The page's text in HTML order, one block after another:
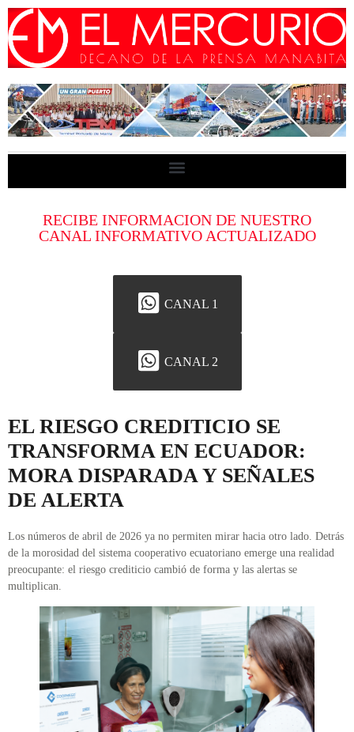
RECIBE INFORMACION DE NUESTRO
CANAL INFORMATIVO ACTUALIZADO
CANAL 1
CANAL 2
EL RIESGO CREDITICIO SE
TRANSFORMA EN ECUADOR:
MORA DISPARADA Y SEÑALES
DE ALERTA
Los números de abril de 2026 ya no permiten mirar hacia otro lado. Detrás
de la morosidad del sistema cooperativo ecuatoriano emerge una realidad
preocupante: el riesgo crediticio cambió de forma y las alertas se
multiplican.